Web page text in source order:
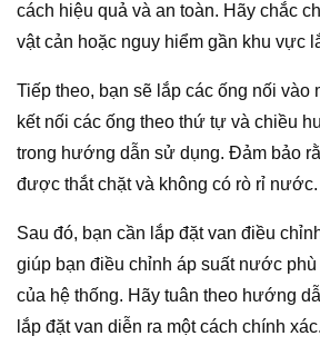
cách hiệu quả và an toàn. Hãy chắc
vật cản hoặc nguy hiểm gần khu vực
Tiếp theo, bạn sẽ lắp các ống nối vào
kết nối các ống theo thứ tự và chiều
trong hướng dẫn sử dụng. Đảm bảo
được thắt chặt và không có rò rỉ nước.
Sau đó, bạn cần lắp đặt van điều
giúp bạn điều chỉnh áp suất nước
của hệ thống. Hãy tuân theo hướng
lắp đặt van diễn ra một cách chính xác.